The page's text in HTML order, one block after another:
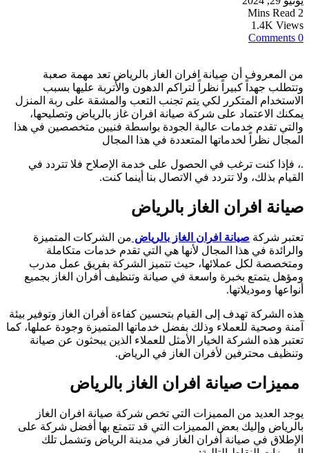
2 Mins Read
1.4K Views
0 Comments
من المعروف أن صيانة افران الغاز بالرياض تعد مهمة صعبة
وتتطلب جهداً كبيراً نظراً لتراكم الدهون والأتربة عليها بسبب
الاستخدام المتكرر لكي يتم تجنب التعب والمشقة على ربة المنزل
يمكنك الاعتماد على شركة صيانة افران غاز بالرياض وتصليحها،
والتي تقدم خدمات عالية الجودة بواسطة فنيين متخصصين في هذا
المجال نظراً لخدماتها المتعددة في هذا المجال
.، فإذا كنت ترغب في الحصول على خدمة الإصلاح فلا تتردد في
القيام بذلك، ولا تتردد في الاتصال بنا أينما كنت.
صيانة افران الغاز بالرياض
تعتبر شركة صيانة افران الغاز بالرياض من الشركات المتميزة
والرائدة في هذا المجال لأنها هي التي تقدم خدمات متكاملة
ومتخصصة لكل عملائها، حيث تتميز الشركة بفريق عمل مدرب
ومؤهل يتمتع بخبرة واسعة في صيانة وتنظيف أفران الغاز بجميع
أنواعها وموديلاتها.
هذه الشركة تهدف إلى القيام بتحسين كفاءة أفران الغاز وتوفير بيئة
آمنة وصحية للعملاء وذلك بفضل خدماتها المتميزة وجودة عملها، كما
تعتبر هذه الشركة الخيار الأمثل للعملاء الذين يبحثون عن صيانة
وتنظيف محترفين لأفران الغاز في الرياض.
مميزات صيانة افران الغاز بالرياض
يوجد العديد من المميزات التي تخص شركة صيانة افران الغاز
بالرياض وإليك بعض المميزات التي قد تتمتع بها أفضل شركة على
الإطلاق في صيانة أفران الغاز في مدينة الرياض وتشمل تلك